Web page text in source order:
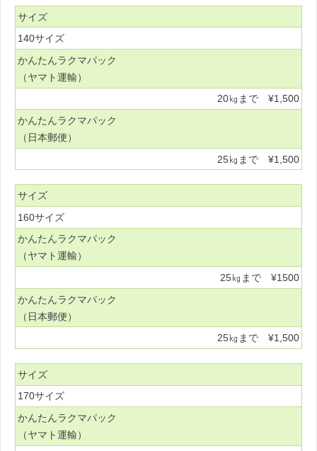
サイズ
140サイズ
かんたんラクマパック
（ヤマト運輸）
20㎏まで ¥1,500
かんたんラクマパック
（日本郵便）
25㎏まで ¥1,500
サイズ
160サイズ
かんたんラクマパック
（ヤマト運輸）
25㎏まで ¥1500
かんたんラクマパック
（日本郵便）
25㎏まで ¥1,500
サイズ
170サイズ
かんたんラクマパック
（ヤマト運輸）